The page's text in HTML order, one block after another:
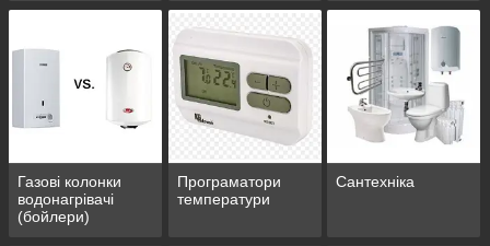
Газові колонки
водонагрівачі
(бойлери)
Програматори
температури
Сантехніка